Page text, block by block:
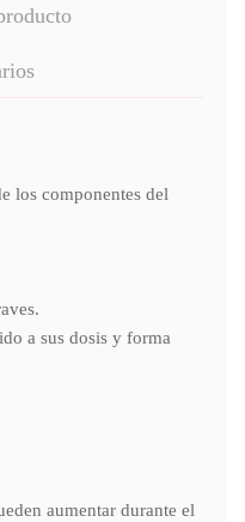
los componentes del
a sus dosis y forma
aumentar durante el